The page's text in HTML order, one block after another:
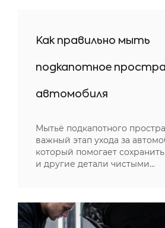
Как правильно мыть
подкапотное
автомобиля
Мытьё подкапотного
важный этап ухода за
который помогает
и другие детали чистыми…